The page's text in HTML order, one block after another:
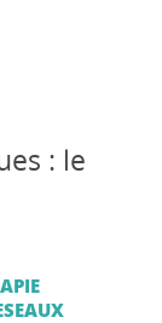
: le